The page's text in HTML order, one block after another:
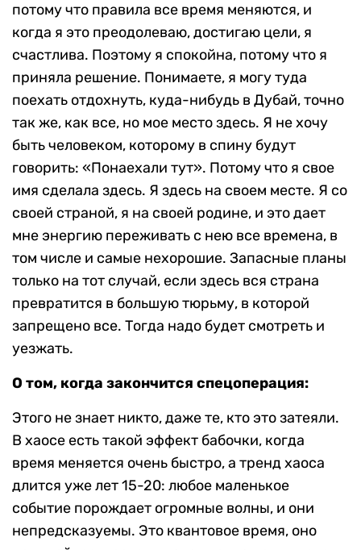
потому что правила все время меняются, и
когда я это преодолеваю, достигаю цели, я
счастлива. Поэтому я спокойна, потому что я
приняла решение. Понимаете, я могу туда
поехать отдохнуть, куда-нибудь в Дубай, точно
так же, как все, но мое место здесь. Я не хочу
быть человеком, которому в спину будут
говорить: «Понаехали тут». Потому что я свое
имя сделала здесь. Я здесь на своем месте. Я со
своей страной, я на своей родине, и это дает
мне энергию переживать с нею все времена, в
том числе и самые нехорошие. Запасные планы
только на тот случай, если здесь вся страна
превратится в большую тюрьму, в которой
запрещено все. Тогда надо будет смотреть и
уезжать.
О том, когда закончится спецоперация:
Этого не знает никто, даже те, кто это затеяли.
В хаосе есть такой эффект бабочки, когда
время меняется очень быстро, а тренд хаоса
длится уже лет 15-20: любое маленькое
событие порождает огромные волны, и они
непредсказуемы. Это квантовое время, оно